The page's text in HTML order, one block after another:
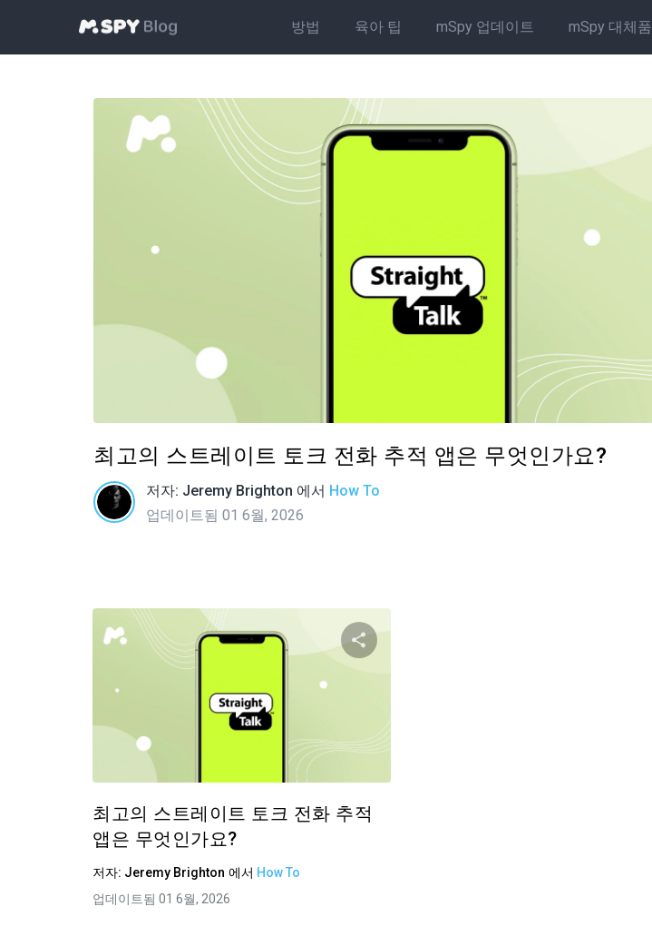
방법 육아 팁 mSpy 업데이트 mSpy 대체품
최고의 스트레이트 토크 전화 추적 앱은 무엇인가요?
저자: Jeremy Brighton 에서 How To
업데이트됨 01 6월, 2026
최고의 스트레이트 토크 전화 추적
앱은 무엇인가요?
저자: Jeremy Brighton 에서 How To
업데이트됨 01 6월, 2026